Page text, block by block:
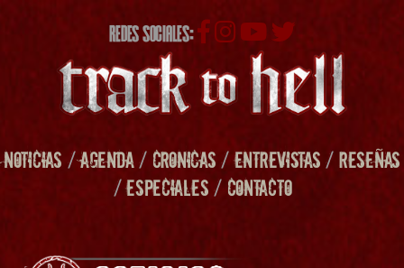
REDES SOCIALES:
NOTICIAS /AGENDA/ CRONICAS/ENTREVISTAS/RESEÑAS
/ESPECIALES/ CONTACTO